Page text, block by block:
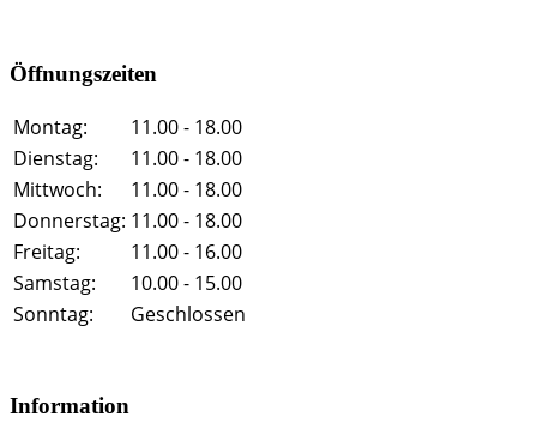
Öffnungszeiten
Montag:
11.00 - 18.00
Dienstag:
11.00 - 18.00
Mittwoch:
11.00 - 18.00
Donnerstag: 11.00 - 18.00
Freitag:
11.00 - 16.00
Samstag:
10.00 - 15.00
Sonntag:
Geschlossen
Information